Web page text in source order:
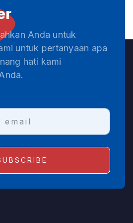
Anda untuk
untuk pertanyaan apa
hati kami